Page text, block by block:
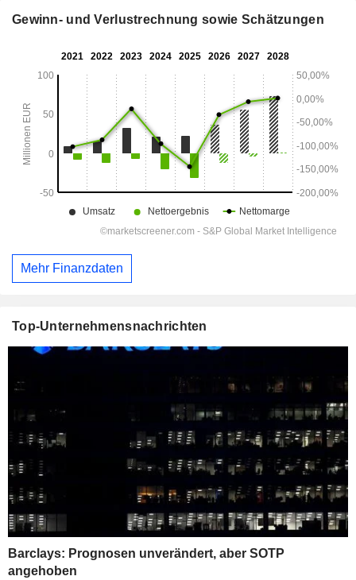
Gewinn- und Verlustrechnung sowie Schätzungen
Mehr Finanzdaten
Top-Unternehmensnachrichten
Barclays: Prognosen unverändert, aber SOTP
angehoben